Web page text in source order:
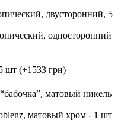
двусторонний, 5
односторонний
шт (+1533 грн)
матовый никель
матовый хром - 1 шт